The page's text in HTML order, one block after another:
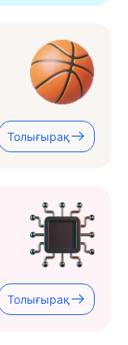
Толығырақ
Толығырақ